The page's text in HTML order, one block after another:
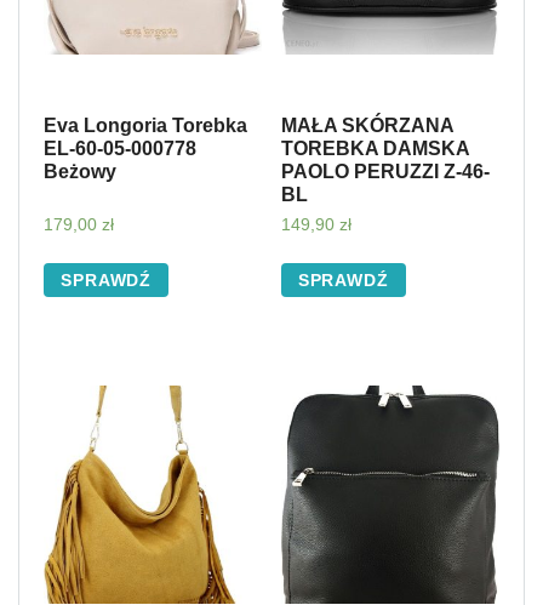
Eva Longoria Torebka
EL-60-05-000778
Beżowy
179,00 zł
SPRAWDŹ
MAŁA SKÓRZANA
TOREBKA DAMSKA
PAOLO PERUZZI Z-46-
BL
149,90 zł
SPRAWDŹ